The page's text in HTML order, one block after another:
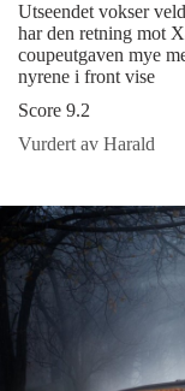
Utseendet vokser
har den retning mot
coupeutgaven mye
nyrene i front vise
Score 9.2
Vurdert av Harald